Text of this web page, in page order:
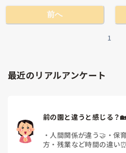
前へ
1
最近のリアルアンケート
前の園と違うと感じる？
・ 人間関係が違う🤝 ・ 保
方・残業など時間の違い⏰